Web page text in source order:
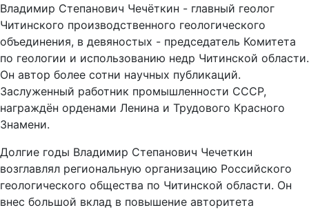
Владимир Степанович Чечёткин - главный геолог
Читинского производственного геологического
объединения, в девяностых - председатель Комитета
по геологии и использованию недр Читинской области.
Он автор более сотни научных публикаций.
Заслуженный работник промышленности СССР,
награждён орденами Ленина и Трудового Красного
Знамени.
Долгие годы Владимир Степанович Чечеткин
возглавлял региональную организацию Российского
геологического общества по Читинской области. Он
внес большой вклад в повышение авторитета